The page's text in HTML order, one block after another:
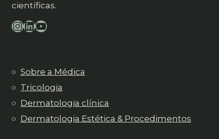
científicas.
Instagram
LinkedIn
YouTube
Sobre a Médica
Tricologia
Dermatologia clínica
Dermatologia Estética & Procedimentos